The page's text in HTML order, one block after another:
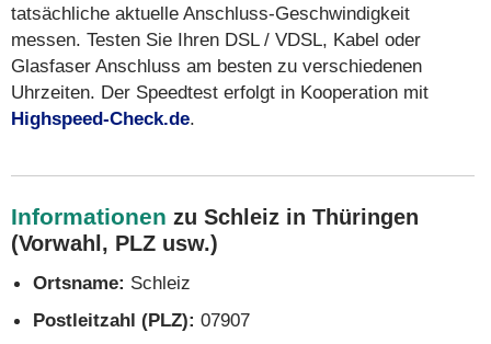
tatsächliche aktuelle Anschluss-Geschwindigkeit
messen. Testen Sie Ihren DSL / VDSL, Kabel oder
Glasfaser Anschluss am besten zu verschiedenen
Uhrzeiten. Der Speedtest erfolgt in Kooperation mit
Highspeed-Check.de.
Informationen zu Schleiz in Thüringen
(Vorwahl, PLZ usw.)
Ortsname: Schleiz
Postleitzahl (PLZ): 07907